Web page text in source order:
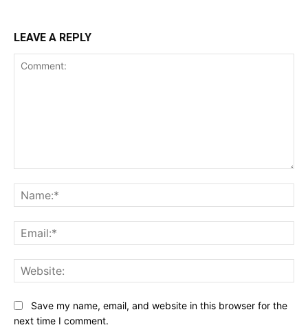
LEAVE A REPLY
Save my name, email, and website in this browser for the
next time I comment.